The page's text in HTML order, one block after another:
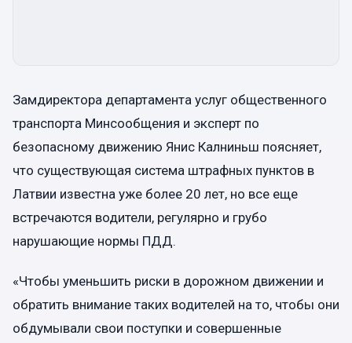
Замдиректора департамента услуг общественного
транспорта Минсообщения и эксперт по
безопасному движению Янис Калниньш поясняет,
что существующая система штрафных пунктов в
Латвии известна уже более 20 лет, но все еще
встречаются водители, регулярно и грубо
нарушающие нормы ПДД.
«Чтобы уменьшить риски в дорожном движении и
обратить внимание таких водителей на то, чтобы они
обдумывали свои поступки и совершенные